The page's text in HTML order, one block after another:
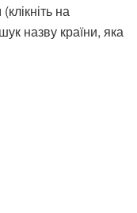
на
назву країни, яка